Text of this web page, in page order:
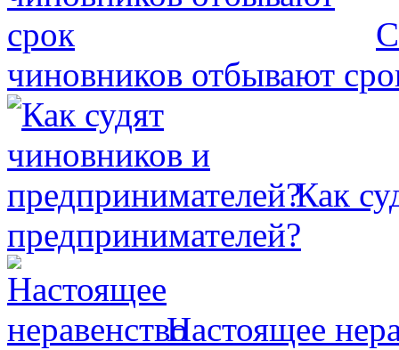
чиновников отбывают
Как
предпринимателей?
Настоящее